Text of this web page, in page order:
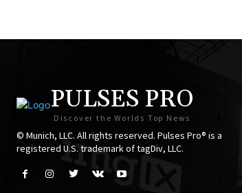
PULSES PRO
Discover the Worlds Top News
© Munich, LLC. All rights reserved. Pulses Pro® is a
registered U.S. trademark of tagDiv, LLC.